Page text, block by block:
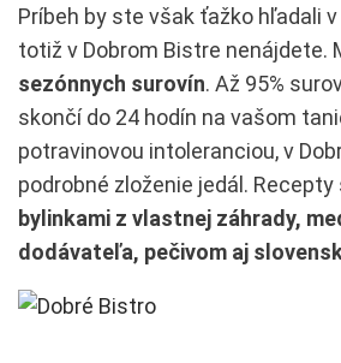
Príbeh by ste však ťažko hľadali
totiž v Dobrom Bistre nenájdete.
sezónnych surovín. Až 95%
skončí do 24 hodín na vašom
potravinovou intoleranciou, v
podrobné zloženie jedál.
bylinkami z vlastnej záhrady,
dodávateľa, pečivom aj